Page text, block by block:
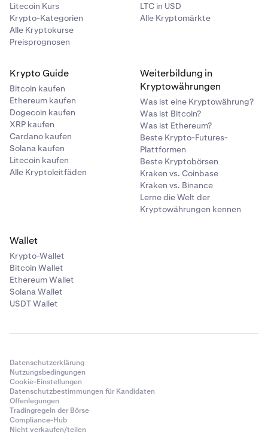
Litecoin Kurs
Krypto-Kategorien
Alle Kryptokurse
Preisprognosen
LTC in USD
Alle Kryptomärkte
Krypto Guide
Bitcoin kaufen
Ethereum kaufen
Dogecoin kaufen
XRP kaufen
Cardano kaufen
Solana kaufen
Litecoin kaufen
Alle Kryptoleitfäden
Weiterbildung in
Kryptowährungen
Was ist eine Kryptowährung?
Was ist Bitcoin?
Was ist Ethereum?
Beste Krypto-Futures-
Plattformen
Beste Kryptobörsen
Kraken vs. Coinbase
Kraken vs. Binance
Lerne die Welt der
Kryptowährungen kennen
Wallet
Krypto-Wallet
Bitcoin Wallet
Ethereum Wallet
Solana Wallet
USDT Wallet
Datenschutzerklärung
Nutzungsbedingungen
Cookie-Einstellungen
Datenschutzbestimmungen für Kandidaten
Offenlegungen
Tradingregeln der Börse
Compliance-Hub
Nicht verkaufen/teilen